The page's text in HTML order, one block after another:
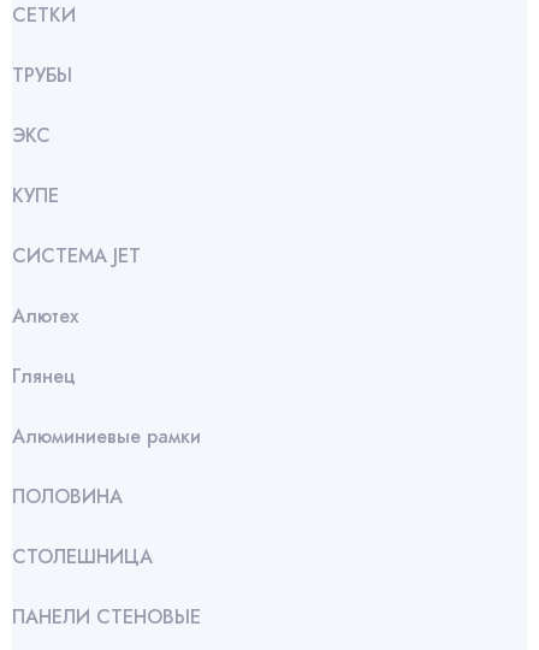
СЕТКИ
ТРУБЫ
ЭКС
КУПЕ
СИСТЕМА JET
Алютех
Глянец
Алюминиевые рамки
ПОЛОВИНА
СТОЛЕШНИЦА
ПАНЕЛИ СТЕНОВЫЕ